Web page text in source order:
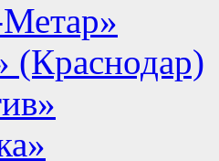
(Краснодар)